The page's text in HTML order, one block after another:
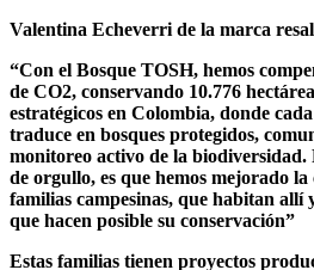
Valentina Echeverri de la marca
“Con el Bosque TOSH, hemos
de CO2, conservando 10.776
estratégicos en Colombia, donde
traduce en bosques protegidos,
monitoreo activo de la biodiversidad.
de orgullo, es que hemos mejorado
familias campesinas, que habitan allí
que hacen posible su conservación”
Estas familias tienen proyectos